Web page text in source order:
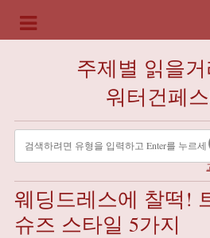
주제별 읽을
워터건페
웨딩드레스에 찰떡!
슈즈 스타일 5가지